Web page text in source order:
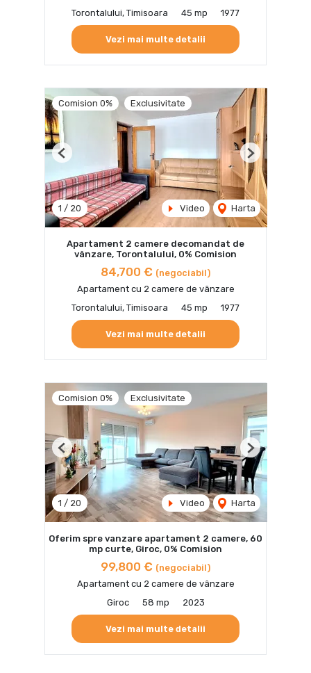
Torontalului, Timisoara
45 mp 1977
Vezi mai multe detalii
Comision 0% Exclusivitate
1 / 20 Video Harta
Previous Next
Apartament 2 camere decomandat de
vânzare, Torontalului, 0% Comision
84,700 € (negociabil)
Apartament cu 2 camere de vânzare
Torontalului, Timisoara
45 mp 1977
Vezi mai multe detalii
Comision 0% Exclusivitate
1 / 20 Video Harta
Previous Next
Oferim spre vanzare apartament 2 camere, 60
mp curte, Giroc, 0% Comision
99,800 € (negociabil)
Apartament cu 2 camere de vânzare
Giroc
58 mp 2023
Vezi mai multe detalii